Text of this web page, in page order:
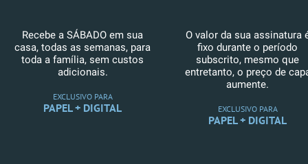
Recebe a SÁBADO em sua
casa, todas as semanas, para
toda a família, sem custos
adicionais.
EXCLUSIVO PARA
PAPEL + DIGITAL
O valor da sua assinatura
fixo durante o período
subscrito, mesmo que
entretanto, o preço de
aumente.
EXCLUSIVO PARA
PAPEL + DIGITAL